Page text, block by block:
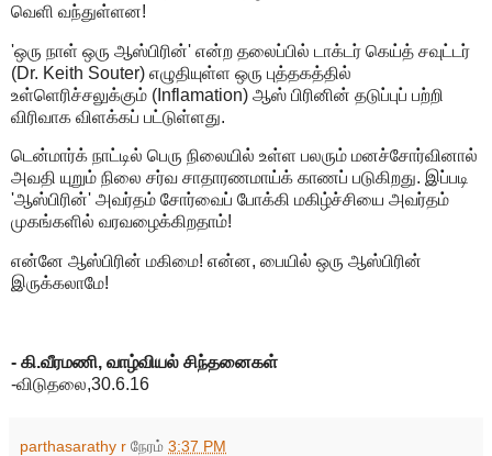
வெளி வந்துள்ளன!
'ஒரு நாள் ஒரு ஆஸ்பிரின்' என்ற தலைப்பில் டாக்டர் கெய்த் சவுட்டர்
(Dr. Keith Souter) எழுதியுள்ள ஒரு புத்தகத்தில்
உள்ளெரிச்சலுக்கும் (Inflamation) ஆஸ் பிரினின் தடுப்புப் பற்றி
விரிவாக விளக்கப் பட்டுள்ளது.
டென்மார்க் நாட்டில் பெரு நிலையில் உள்ள பலரும் மனச்சோர்வினால்
அவதி யுறும் நிலை சர்வ சாதாரணமாய்க் காணப் படுகிறது. இப்படி
'ஆஸ்பிரின்' அவர்தம் சோர்வைப் போக்கி மகிழ்ச்சியை அவர்தம்
முகங்களில் வரவழைக்கிறதாம்!
என்னே ஆஸ்பிரின் மகிமை! என்ன, பையில் ஒரு ஆஸ்பிரின்
இருக்கலாமே!
- கி.வீரமணி, வாழ்வியல் சிந்தனைகள்
-விடுதலை,30.6.16
parthasarathy r நேரம் 3:37 PM